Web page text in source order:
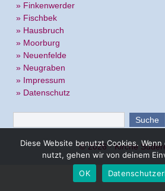
» Finkenwerder
» Fischbek
» Hausbruch
» Moorburg
» Neuenfelde
» Neugraben
» Impressum
» Datenschutz
© 2026 ·Kirche
Diese Website benutzt Cookies.
nutzt, gehen wir von deinem
OK